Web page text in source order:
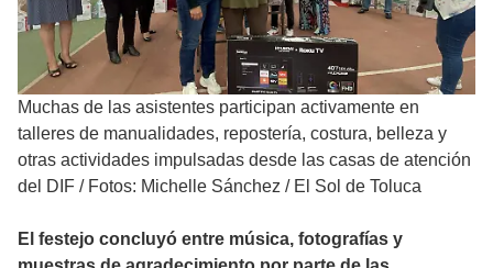
Muchas de las asistentes participan activamente en
talleres de manualidades, repostería, costura, belleza y
otras actividades impulsadas desde las casas de atención
del DIF / Fotos: Michelle Sánchez / El Sol de Toluca
El festejo concluyó entre música, fotografías y